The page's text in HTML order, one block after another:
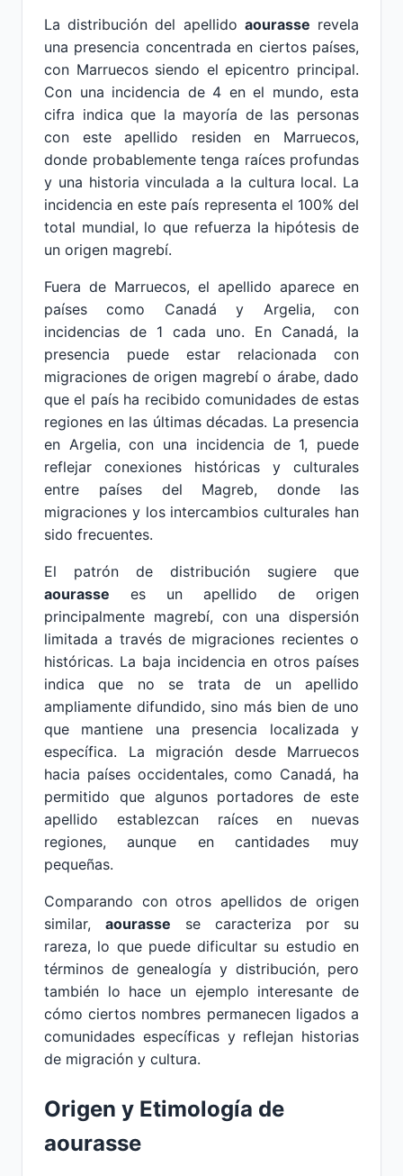
La distribución del apellido aourasse revela
una presencia concentrada en ciertos países,
con Marruecos siendo el epicentro principal.
Con una incidencia de 4 en el mundo, esta
cifra indica que la mayoría de las personas
con este apellido residen en Marruecos,
donde probablemente tenga raíces profundas
y una historia vinculada a la cultura local. La
incidencia en este país representa el 100% del
total mundial, lo que refuerza la hipótesis de
un origen magrebí.
Fuera de Marruecos, el apellido aparece en
países como Canadá y Argelia, con
incidencias de 1 cada uno. En Canadá, la
presencia puede estar relacionada con
migraciones de origen magrebí o árabe, dado
que el país ha recibido comunidades de estas
regiones en las últimas décadas. La presencia
en Argelia, con una incidencia de 1, puede
reflejar conexiones históricas y culturales
entre países del Magreb, donde las
migraciones y los intercambios culturales han
sido frecuentes.
El patrón de distribución sugiere que
aourasse es un apellido de origen
principalmente magrebí, con una dispersión
limitada a través de migraciones recientes o
históricas. La baja incidencia en otros países
indica que no se trata de un apellido
ampliamente difundido, sino más bien de uno
que mantiene una presencia localizada y
específica. La migración desde Marruecos
hacia países occidentales, como Canadá, ha
permitido que algunos portadores de este
apellido establezcan raíces en nuevas
regiones, aunque en cantidades muy
pequeñas.
Comparando con otros apellidos de origen
similar, aourasse se caracteriza por su
rareza, lo que puede dificultar su estudio en
términos de genealogía y distribución, pero
también lo hace un ejemplo interesante de
cómo ciertos nombres permanecen ligados a
comunidades específicas y reflejan historias
de migración y cultura.
Origen y Etimología de
aourasse